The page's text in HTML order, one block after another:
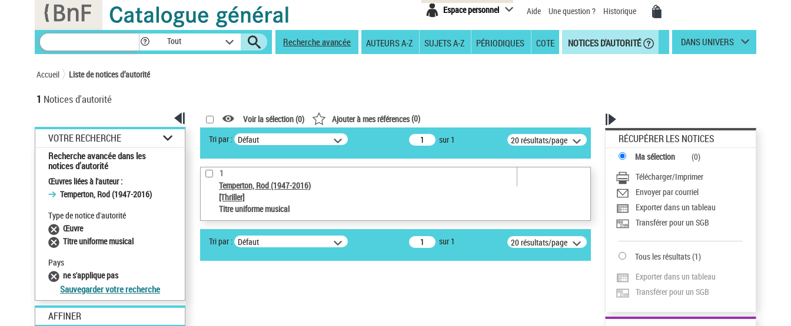
Espace personnel Aide Une question ? Historique
Tout Recherche avancée AUTEURS A-Z SUJETS A-Z PÉRIODIQUES COTE NOTICES D'AUTORITÉ DANS UNIVERS
Accueil Liste de notices d’autorité
1 Notices d'autorité
VOTRE RECHERCHE
Recherche avancée dans les
notices d’autorité
Œuvres liées à l'auteur :
Temperton, Rod (1947-2016)
Type de notice d'autorité
Œuvre
Titre uniforme musical
Pays
ne s'applique pas
Sauvegarder votre recherche
AFFINER
Voir la sélection (0) Ajouter à mes références(0)
Tri par : Défaut sur 1 20 résultats/page
1
Temperton, Rod (1947-2016)
[Thriller]
Titre uniforme musical
Tri par : Défaut sur 1 20 résultats/page
RÉCUPÉRER LES NOTICES
Ma sélection (0)
Télécharger/Imprimer
Envoyer par courriel
Exporter dans un tableau
Transférer pour un SGB
Tous les résultats(1)
Exporter dans un tableau
Transférer pour un SGB
Panneau de gestion des cookies